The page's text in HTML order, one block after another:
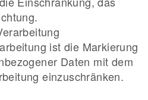
ist die Markierung
Daten mit dem
einzuschränken.